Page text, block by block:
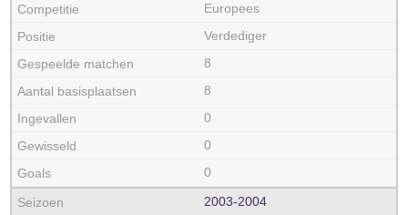
Europees
Verdediger
8
8
0
0
0
2003‑2004